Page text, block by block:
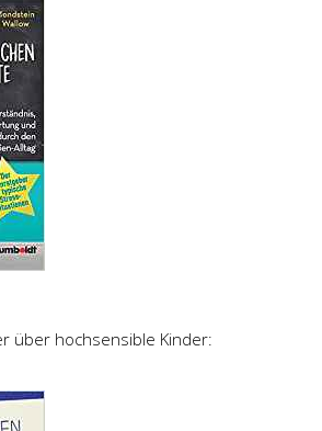
über hochsensible Kinder: